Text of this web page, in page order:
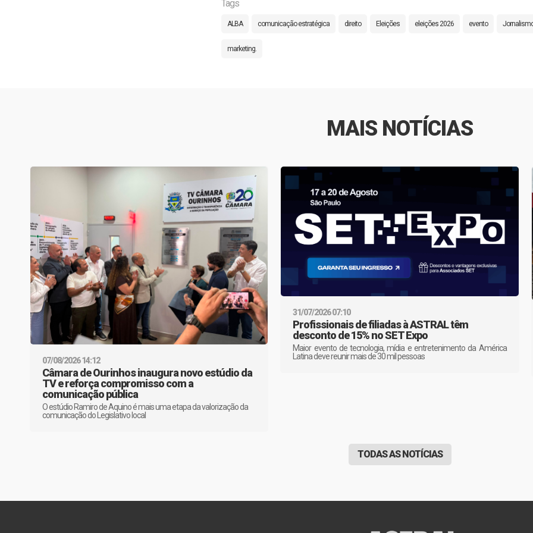
Tags
ALBA comunicação estratégica direito Eleições eleições 2026 evento
marketing.
MAIS NOTÍCIAS
07/08/2026 14:12
Câmara de Ourinhos inaugura novo estúdio da
TV e reforça compromisso com a
comunicação pública
O estúdio Ramiro de Aquino é mais uma etapa da valorização da
comunicação do Legislativo local
31/07/2026 07:10
Profissionais de filiadas à ASTRAL têm
desconto de 15% no SET Expo
Maior evento de tecnologia, mídia e entretenimento da América
Latina deve reunir mais de 30 mil pessoas
TODAS AS NOTÍCIAS